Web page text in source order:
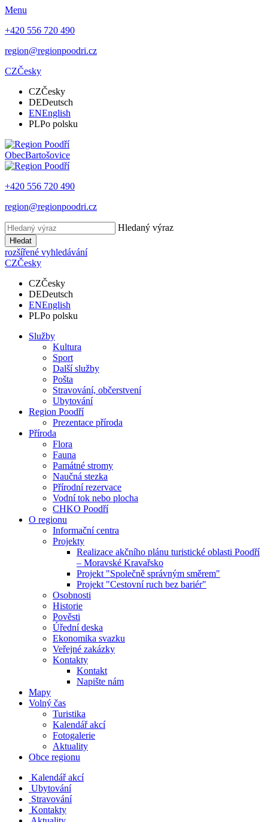
Menu
+420 556 720 490
region@regionpoodri.cz
CZČesky
CZČesky
DEDeutsch
ENEnglish
PLPo polsku
ObecBartošovice
+420 556 720 490
region@regionpoodri.cz
Hledaný výraz
Hledat
rozšířené vyhledávání
CZČesky
CZČesky
DEDeutsch
ENEnglish
PLPo polsku
Služby
Kultura
Sport
Další služby
Pošta
Stravování, občerstvení
Ubytování
Region Poodří
Prezentace příroda
Příroda
Flora
Fauna
Památné stromy
Naučná stezka
Přírodní rezervace
Vodní tok nebo plocha
CHKO Poodří
O regionu
Informační centra
Projekty
Realizace akčního plánu turistické oblasti Poodří
– Moravské Kravařsko
Projekt "Společně správným směrem"
Projekt "Cestovní ruch bez bariér"
Osobnosti
Historie
Pověsti
Úřední deska
Ekonomika svazku
Veřejné zakázky
Kontakty
Kontakt
Napište nám
Mapy
Volný čas
Turistika
Kalendář akcí
Fotogalerie
Aktuality
Obce regionu
Kalendář akcí
Ubytování
Stravování
Kontakty